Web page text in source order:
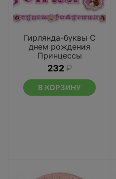
Гирлянда-буквы С
днем рождения
Принцессы
232 ₽
В КОРЗИНУ